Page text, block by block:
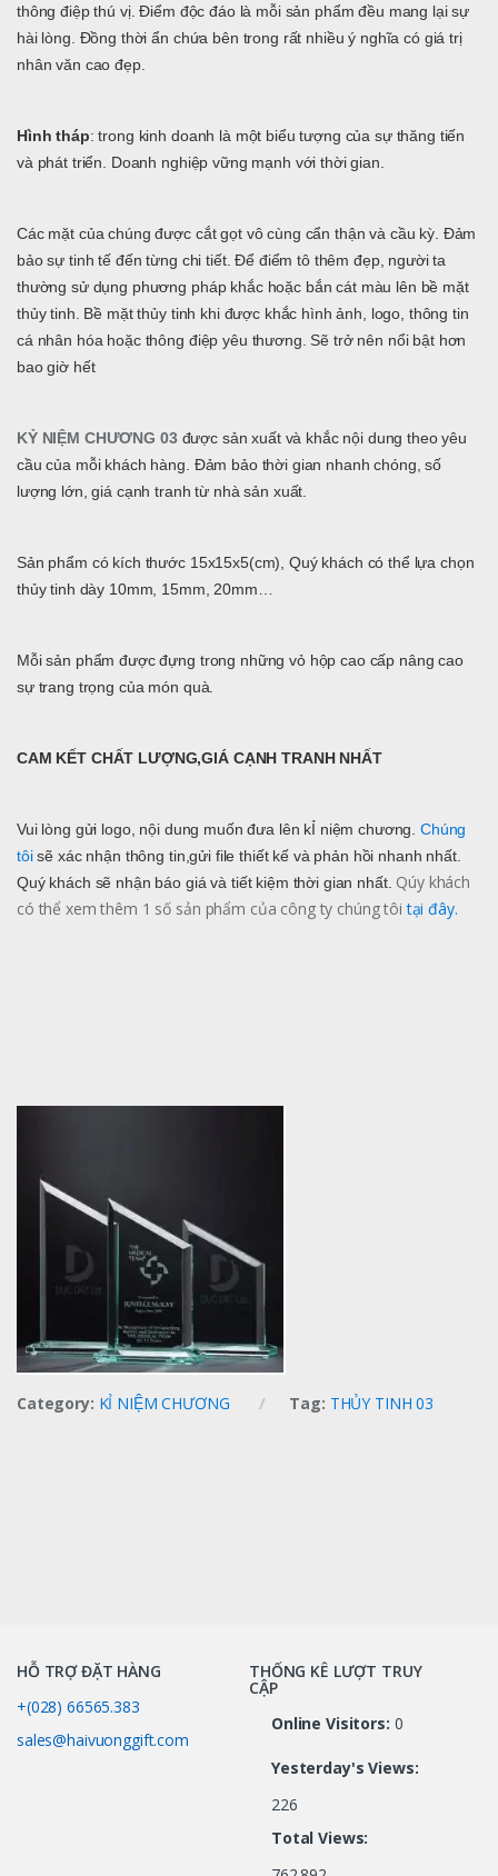
thông điệp thú vị. Điểm độc đáo là mỗi sản phẩm đều mang lại sự
hài lòng. Đồng thời ẩn chứa bên trong rất nhiều ý nghĩa có giá trị
nhân văn cao đẹp.
Hình tháp: trong kinh doanh là một biểu tượng của sự thăng tiến
và phát triển. Doanh nghiệp vững mạnh với thời gian.
Các mặt của chúng được cắt gọt vô cùng cẩn thận và cầu kỳ. Đảm
bảo sự tinh tế đến từng chi tiết. Để điểm tô thêm đẹp, người ta
thường sử dụng phương pháp khắc hoặc bắn cát màu lên bề mặt
thủy tinh. Bề mặt thủy tinh khi được khắc hình ảnh, logo, thông tin
cá nhân hóa hoặc thông điệp yêu thương. Sẽ trở nên nổi bật hơn
bao giờ hết
KỶ NIỆM CHƯƠNG 03 được sản xuất và khắc nội dung theo yêu
cầu của mỗi khách hàng. Đảm bảo thời gian nhanh chóng, số
lượng lớn, giá cạnh tranh từ nhà sản xuất.
Sản phẩm có kích thước 15x15x5(cm), Quý khách có thể lựa chọn
thủy tinh dày 10mm, 15mm, 20mm…
Mỗi sản phẩm được đựng trong những vỏ hộp cao cấp nâng cao
sự trang trọng của món quà.
CAM KẾT CHẤT LƯỢNG,GIÁ CẠNH TRANH NHẤT
Vui lòng gửi logo, nội dung muốn đưa lên kỈ niệm chương.Chúng
tôisẽ xác nhận thông tin,gửi file thiết kế và phản hồi nhanh nhất.
Quý khách sẽ nhận báo giá và tiết kiệm thời gian nhất. Qúy khách
có thể xem thêm 1 số sản phẩm của công ty chúng tôitại đây.
Category: KỈ NIỆM CHƯƠNG Tag: THỦY TINH 03
HỖ TRỢ ĐẶT HÀNG
+(028) 66565.383
sales@haivuonggift.com
THỐNG KÊ LƯỢT TRUY
CẬP
Online Visitors: 0
Yesterday's Views:
226
Total Views: